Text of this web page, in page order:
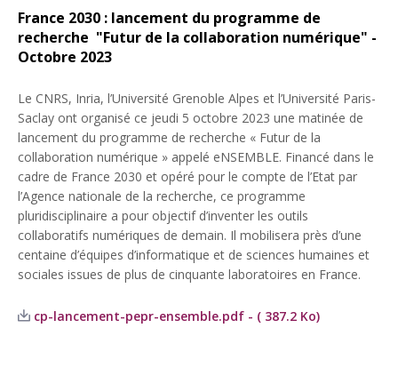
France 2030 : lancement du programme de
recherche "Futur de la collaboration numérique" -
Octobre 2023
Le CNRS, Inria, l’Université Grenoble Alpes et l’Université Paris-
Saclay ont organisé ce jeudi 5 octobre 2023 une matinée de
lancement du programme de recherche « Futur de la
collaboration numérique » appelé eNSEMBLE. Financé dans le
cadre de France 2030 et opéré pour le compte de l’Etat par
l’Agence nationale de la recherche, ce programme
pluridisciplinaire a pour objectif d’inventer les outils
collaboratifs numériques de demain. Il mobilisera près d’une
centaine d’équipes d’informatique et de sciences humaines et
sociales issues de plus de cinquante laboratoires en France.
cp-lancement-pepr-ensemble.pdf - ( 387.2 Ko)